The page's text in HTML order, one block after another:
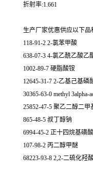
折射率:1.661
生产厂家优惠供应以下品
118-91-2 2-氯苯甲酸
638-07-3 4-氯乙酰乙酸乙
1002-89-7 硬脂酸铵
12645-31-7 2-乙基己基磷
30365-63-0 methyl 3alpha-
25852-47-5 聚乙二醇二甲
865-48-5 叔丁醇钠
6994-45-2 正十四烷基磺
107-98-2 丙二醇甲醚
68223-93-8 2,2-二硫化羟